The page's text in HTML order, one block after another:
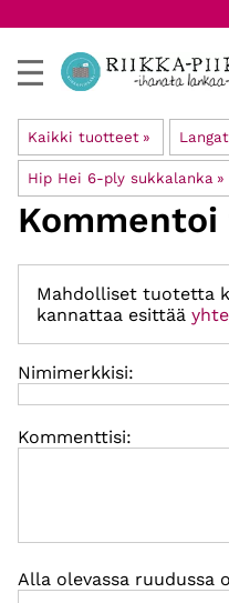
Kaikki tuotteet ‪» Langat
Hip Hei 6-ply sukkalanka ‪»
Mahdolliset tuotetta
kannattaa esittää
Nimimerkkisi:
Kommenttisi:
Alla olevassa ruudussa